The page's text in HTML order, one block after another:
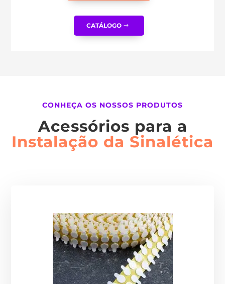
CATÁLOGO
CONHEÇA OS NOSSOS PRODUTOS
Acessórios para a
Instalação da Sinalética